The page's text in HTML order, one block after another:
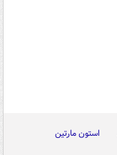
استون مارتین